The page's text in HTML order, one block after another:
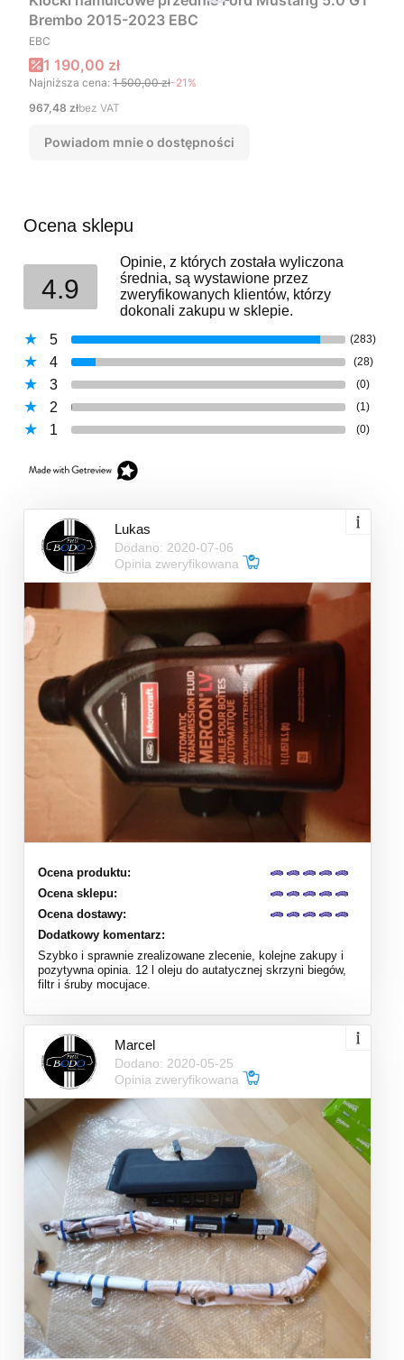
Brembo 2015-2023 EBC
PRODUCENT
EBC
Cena promocyjna
1 190,00 zł
Najniższa cena: 1 500,00 zł-21%
Cena
967,48 złbez VAT
Powiadom mnie o dostępności
Ocena sklepu
4.9
Opinie, z których została wyliczona
średnia, są wystawione przez
zweryfikowanych klientów, którzy
dokonali zakupu w sklepie.
5
(283)
4 (28)
3 (0)
2 (1)
1 (0)
Lukas
Dodano: 2020-07-06
Opinia zweryfikowana
Ocena produktu:
Ocena sklepu:
Ocena dostawy:
Dodatkowy komentarz:
Szybko i sprawnie zrealizowane zlecenie, kolejne zakupy i
pozytywna opinia. 12 l oleju do autatycznej skrzyni biegów,
filtr i śruby mocujace.
Marcel
Dodano: 2020-05-25
Opinia zweryfikowana